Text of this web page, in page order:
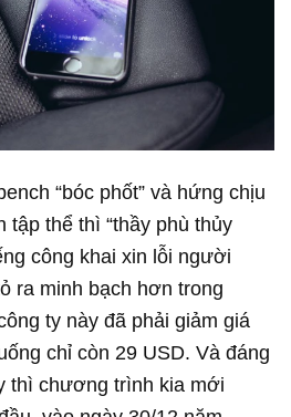
“bóc phốt” và hứng chịu
tập thể thì “thầy phù thủy
công khai xin lỗi người
ra minh bạch hơn trong
ty này đã phải giảm giá
chỉ còn 29 USD. Và đáng
thì chương trình kia mới